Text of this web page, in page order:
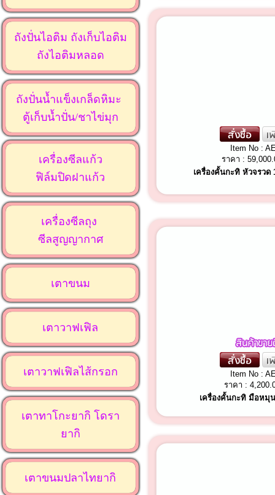
ถังปั่นไอติม ถังเก็บไอติม
ถังไอติมหลอด
ถังปั่นน้ำแข็งเกล็ดหิมะ
ตู้เก็บน้ำปั่น/ชาไข่มุก
เครื่องซีลแก้ว
ฟิล์มปิดฝาแก้ว
เครื่องซีลถุง
ซีลสูญญากาศ
เตาขนม
เตาวาฟเฟิล
เตาวาฟเฟิลไส้กรอก
เตาทาโกะยากิ โดรา
ยากิ
เตาขนมปลาไทยากิ
Item No :
ราคา :
เครื่องคั้นกะทิ หัวจรวด
Item No :
ราคา :
เครื่องคั้นกะทิ มือหมุ